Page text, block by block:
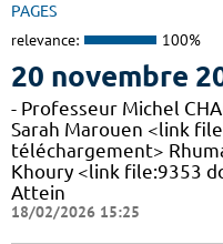
PAGES
relevance: 100%
20 novembre
- Professeur Michel
Sarah Marouen <link
téléchargement>
Khoury <link file:9353
Attein
18/02/2026 15:25